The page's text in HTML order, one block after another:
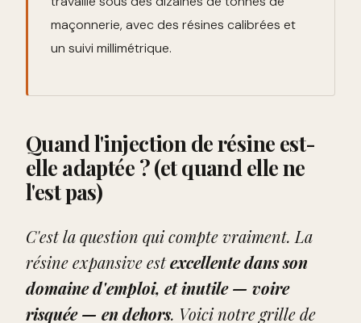
maçonnerie, avec des résines calibrées et
un suivi millimétrique.
Quand l'injection de résine est-
elle adaptée ? (et quand elle ne
l'est pas)
C'est la question qui compte vraiment. La
résine expansive estexcellente dans son
domaine d'emploi, et inutile — voire
risquée — en dehors. Voici notre grille de